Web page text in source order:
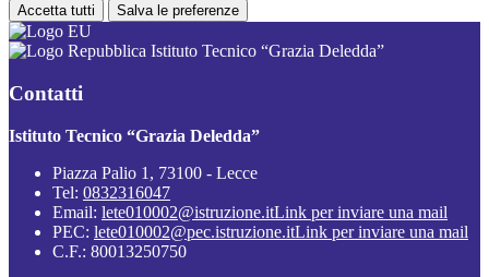
Accetta tutti Salva le preferenze
Istituto Tecnico “Grazia Deledda”
Contatti
Istituto Tecnico “Grazia Deledda”
Piazza Palio 1, 73100 - Lecce
Tel: 0832316047
Email: lete010002@istruzione.itLink per inviare una mail
PEC: lete010002@pec.istruzione.itLink per inviare una mail
C.F.: 80013250750